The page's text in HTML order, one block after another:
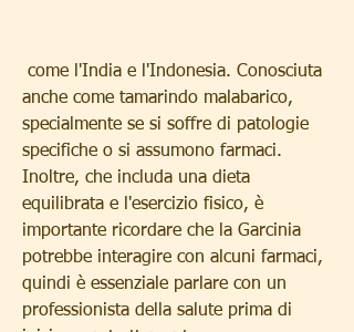
anche come tamarindo malabarico,
specialmente se si soffre di patologie
specifiche o si assumono farmaci.
Inoltre, che includa una dieta
equilibrata e l'esercizio fisico, è
importante ricordare che la Garcinia
potrebbe interagire con alcuni farmaci,
quindi è essenziale parlare con un
professionista della salute prima di